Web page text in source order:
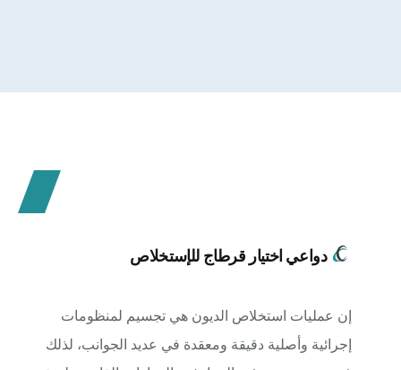
دواعي اختيار قرطاج للإستخلاص
إن عمليات استخلاص الديون هي تجسيم لمنظومات
إجرائية وأصلية دقيقة ومعقدة في عديد الجوانب، لذلك